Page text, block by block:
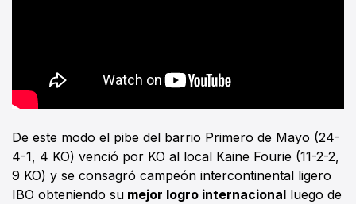
De este modo el pibe del barrio Primero de Mayo (24-
4-1, 4 KO) venció por KO al local Kaine Fourie (11-2-2,
9 KO) y se consagró campeón intercontinental ligero
IBO obteniendo su mejor logro internacional luego de